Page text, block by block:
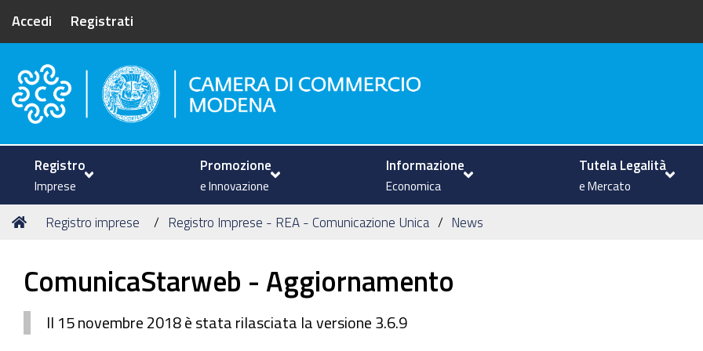
Accedi Registrati
Camera di Commercio di Modena
Registro
Imprese
Promozione
e Innovazione
Informazione
Economica
Tutela Legalità
e Mercato
Tu
Home
Registro imprese Registro Imprese - REA - Comunicazione Unica News
ComunicaStarweb - Aggiornamento
Il 15 novembre 2018 è stata rilasciata la versione 3.6.9